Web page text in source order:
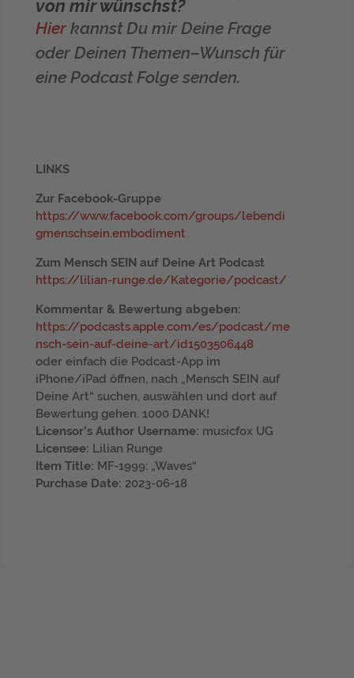
von mir wünschst?
Hierkannst Du mir Deine Frage
oder Deinen Themen–Wunsch für
eine Podcast Folge senden.
LINKS
Zur Facebook-Gruppe
https://www.facebook.com/groups/lebendi
gmenschsein.embodiment
Zum Mensch SEIN auf Deine Art Podcast
https://lilian-runge.de/Kategorie/podcast/
Kommentar & Bewertung abgeben:
https://podcasts.apple.com/es/podcast/me
nsch-sein-auf-deine-art/id1503506448
oder einfach die Podcast-App im
iPhone/iPad öffnen, nach „Mensch SEIN auf
Deine Art“ suchen, auswählen und dort auf
Bewertung gehen. 1000 DANK!
Licensor’s Author Username: musicfox UG
Licensee: Lilian Runge
Item Title: MF-1999: „Waves“
Purchase Date: 2023-06-18